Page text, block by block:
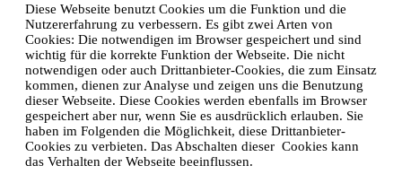
Diese Webseite benutzt Cookies um die Funktion und die
Nutzererfahrung zu verbessern. Es gibt zwei Arten von
Cookies: Die notwendigen im Browser gespeichert und sind
wichtig für die korrekte Funktion der Webseite. Die nicht
notwendigen oder auch Drittanbieter-Cookies, die zum Einsatz
kommen, dienen zur Analyse und zeigen uns die Benutzung
dieser Webseite. Diese Cookies werden ebenfalls im Browser
gespeichert aber nur, wenn Sie es ausdrücklich erlauben. Sie
haben im Folgenden die Möglichkeit, diese Drittanbieter-
Cookies zu verbieten. Das Abschalten dieser Cookies kann
das Verhalten der Webseite beeinflussen.